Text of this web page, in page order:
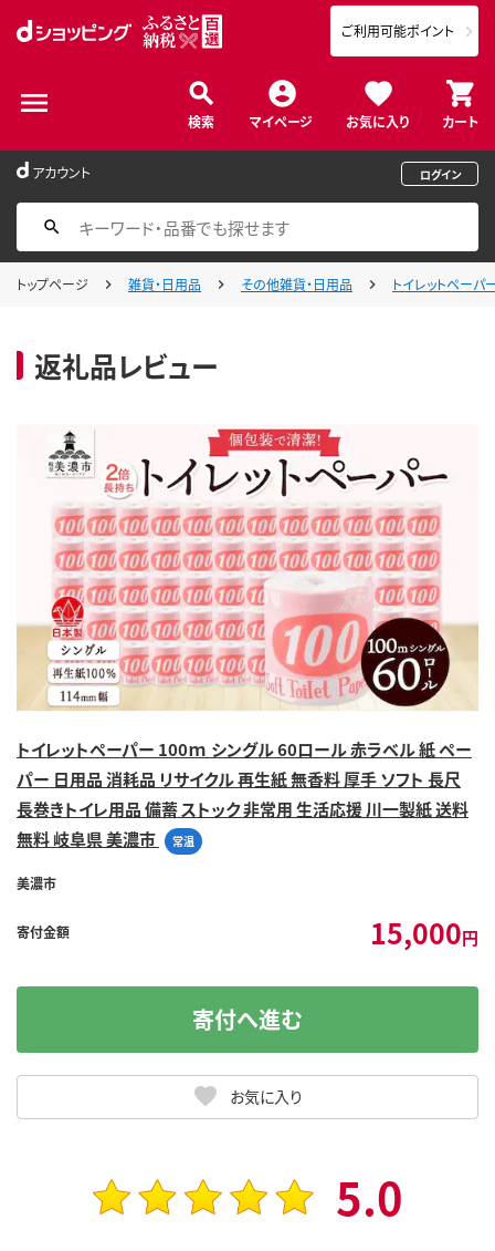
検索 マイページ お気に入り カート
ご利用可能ポイント
アカウント ログイン
トップページ 雑貨・日用品 その他雑貨・日用品 トイレットペー
返礼品レビュー
トイレットペーパー 100ｍ シングル 60ロール 赤ラベル 紙 ペー
パー 日用品 消耗品 リサイクル 再生紙 無香料 厚手 ソフト 長尺
長巻きトイレ用品 備蓄 ストック 非常用 生活応援 川一製紙 送料
無料 岐阜県 美濃市
常温
美濃市
寄付金額 15,000円
お気に入り
寄付へ進む
5.0